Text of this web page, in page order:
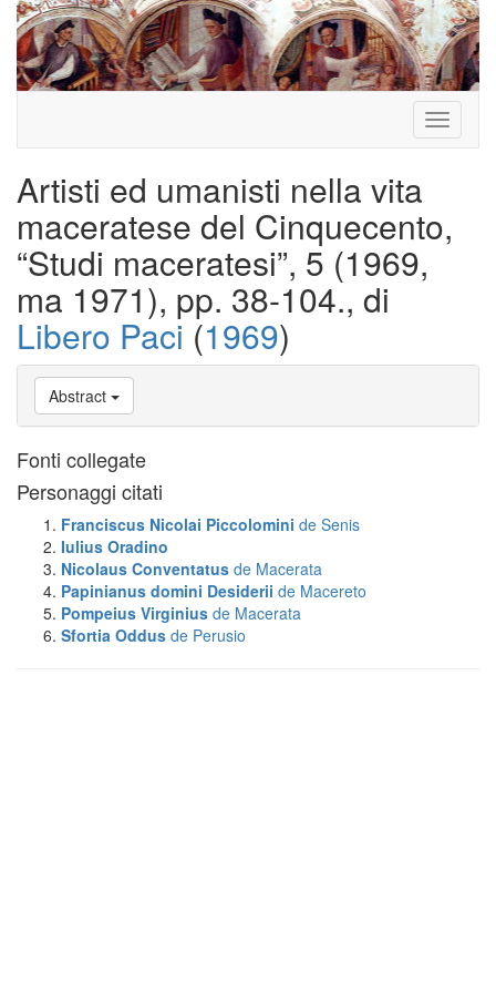
Toggle
Artisti ed umanisti nella vita
maceratese del Cinquecento,
“Studi maceratesi”, 5 (1969,
ma 1971), pp. 38-104., di
Libero Paci (1969)
Abstract
Fonti collegate
Personaggi citati
Franciscus Nicolai Piccolomini de Senis
Iulius Oradino
Nicolaus Conventatus de Macerata
Papinianus domini Desiderii de Macereto
Pompeius Virginius de Macerata
Sfortia Oddus de Perusio